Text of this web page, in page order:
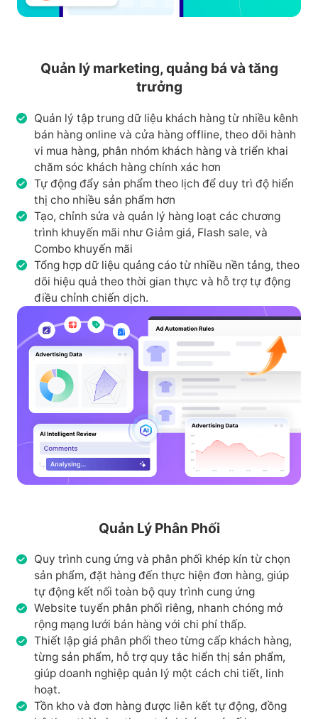
Quản lý marketing, quảng bá và tăng
trưởng
Quản lý tập trung dữ liệu khách hàng từ nhiều kênh
bán hàng online và cửa hàng offline, theo dõi hành
vi mua hàng, phân nhóm khách hàng và triển khai
chăm sóc khách hàng chính xác hơn
Tự động đẩy sản phẩm theo lịch để duy trì độ hiển
thị cho nhiều sản phẩm hơn
Tạo, chỉnh sửa và quản lý hàng loạt các chương
trình khuyến mãi như Giảm giá, Flash sale, và
Combo khuyến mãi
Tổng hợp dữ liệu quảng cáo từ nhiều nền tảng, theo
dõi hiệu quả theo thời gian thực và hỗ trợ tự động
điều chỉnh chiến dịch.
Quản Lý Phân Phối
Quy trình cung ứng và phân phối khép kín từ chọn
sản phẩm, đặt hàng đến thực hiện đơn hàng, giúp
tự động kết nối toàn bộ quy trình cung ứng
Website tuyển phân phối riêng, nhanh chóng mở
rộng mạng lưới bán hàng với chi phí thấp.
Thiết lập giá phân phối theo từng cấp khách hàng,
từng sản phẩm, hỗ trợ quy tắc hiển thị sản phẩm,
giúp doanh nghiệp quản lý một cách chi tiết, linh
hoạt.
Tồn kho và đơn hàng được liên kết tự động, đồng